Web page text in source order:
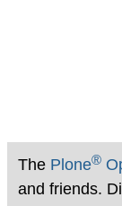
The Plone®
and friends.